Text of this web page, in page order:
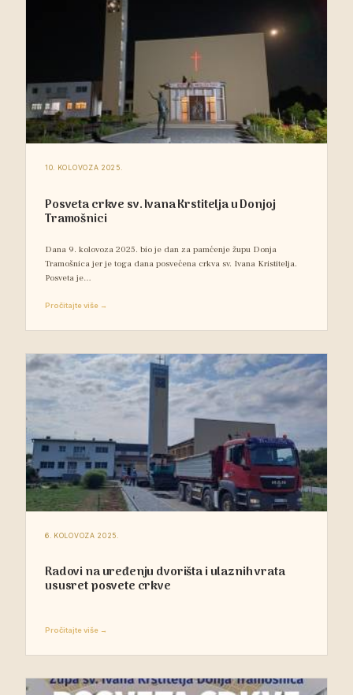
10. KOLOVOZA 2025.
Posveta crkve sv. Ivana Krstitelja u Donjoj
Tramošnici
Dana 9. kolovoza 2025. bio je dan za pamćenje župu Donja
Tramošnica jer je toga dana posvećena crkva sv. Ivana Kristitelja.
Posveta je…
Pročitajte više →
6. KOLOVOZA 2025.
Radovi na uređenju dvorišta i ulaznih vrata
ususret posvete crkve
Pročitajte više →